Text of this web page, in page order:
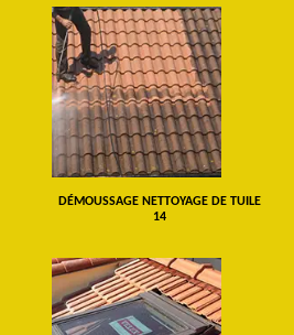
DÉMOUSSAGE NETTOYAGE DE TUILE
14